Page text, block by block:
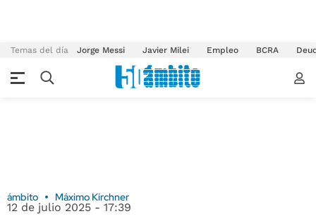
Temas del día Jorge Messi Javier Milei Empleo BCRA
ámbito Máximo Kirchner
12 de julio 2025 - 17:39